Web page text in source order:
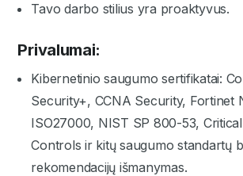
Tavo darbo stilius yra proaktyvus.
Privalumai:
Kibernetinio saugumo sertifikatai:
Security+, CCNA Security, Fortinet
ISO27000, NIST SP 800-53,
Controls ir kitų saugumo standartų
rekomendacijų išmanymas.